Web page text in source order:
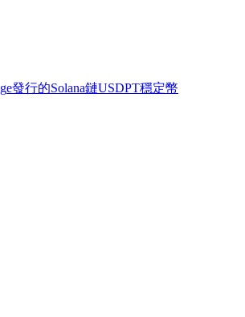
ge發行的Solana鏈USDPT穩定幣